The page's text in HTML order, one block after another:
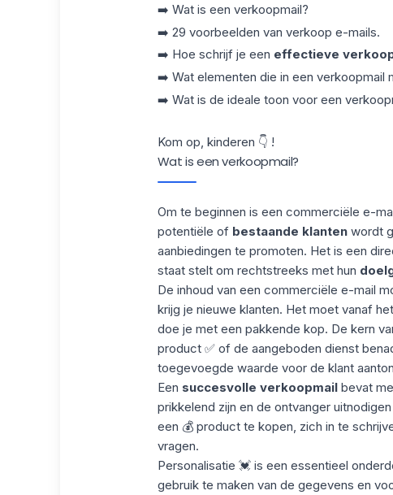
➡️ Wat is een verkoopmail?
➡️ 29 voorbeelden van verkoop e-mails.
➡️ Hoe schrijf je een effectieve
➡️ Wat elementen die in een verkoopmail
➡️ Wat is de ideale toon voor een
Kom op, kinderen 👇 !
Wat is een verkoopmail?
Om te beginnen is een commerciële e-
potentiële of bestaande klantenwordt
aanbiedingen te promoten. Het is een
staat stelt om rechtstreeks met hun
De inhoud van een commerciële e-mail
krijg je nieuwe klanten. Het moet vanaf
doe je met een pakkende kop. De kern
product ✅ of de aangeboden dienst
toegevoegde waarde voor de klant
Een succesvolle verkoopmailbevat
prikkelend zijn en de ontvanger
een 💰 product te kopen, zich in te
vragen.
Personalisatie 💓 is een essentieel
gebruik te maken van de gegevens en